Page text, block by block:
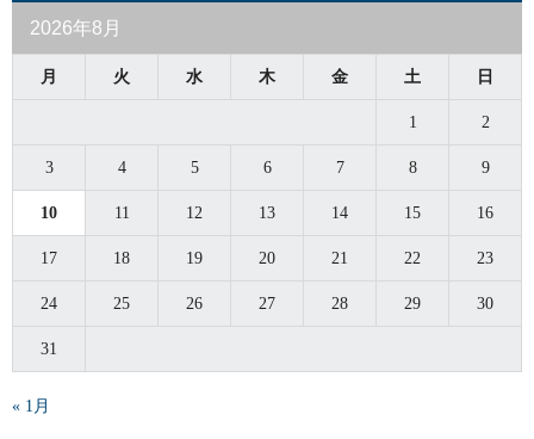
2026年8月
月 火 水 木 金 土 日
1 2
3 4 5 6 7 8 9
10 11 12 13 14 15 16
17 18 19 20 21 22 23
24 25 26 27 28 29 30
31
« 1月